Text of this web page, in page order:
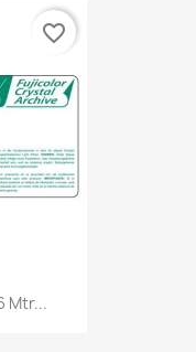
Mtr...
favorite_border